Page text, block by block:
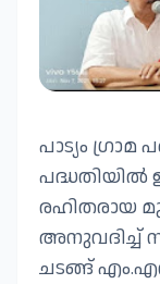
പാട്യം
പദ്ധതിയിൽ
രഹിതരായ
അനുവദിച്ച്
ചടങ്ങ്